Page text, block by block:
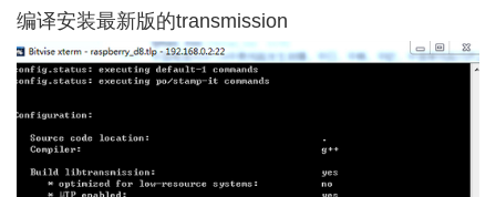
编译安装最新版的transmission